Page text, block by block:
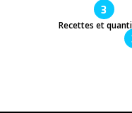
3
Recettes et